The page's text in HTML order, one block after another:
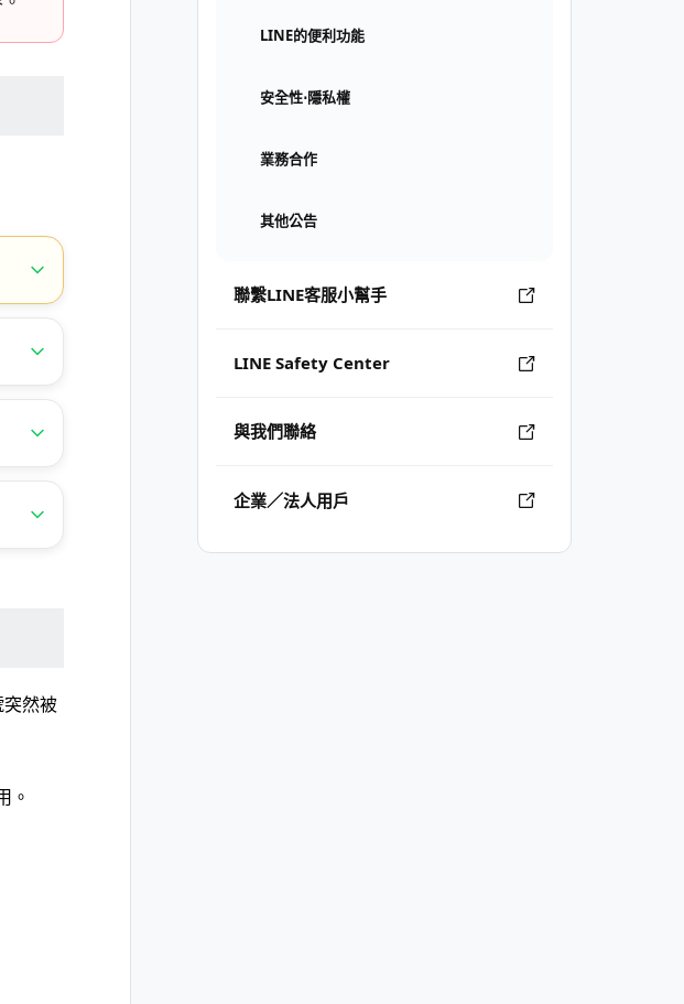
LINE的便利功能
安全性⋅隱私權
業務合作
其他公告
聯繫LINE客服小幫手
LINE Safety Center
與我們聯絡
企業／法人用戶
然被
。